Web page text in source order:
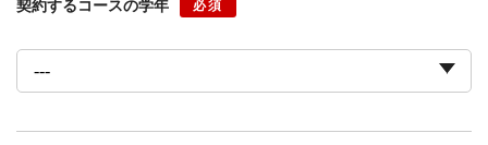
契約するコースの学年 必須